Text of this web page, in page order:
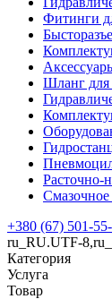
Фитинги
Шланг для
Расточно-
Смазочное
+380 (67) 501-
ru_RU.UTF-
Категория
Услуга
Товар